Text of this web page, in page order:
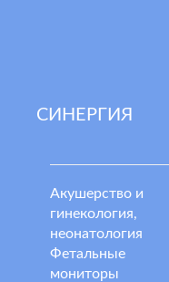
СИНЕРГИЯ
Акушерство и
гинекология,
неонатология
Фетальные
мониторы